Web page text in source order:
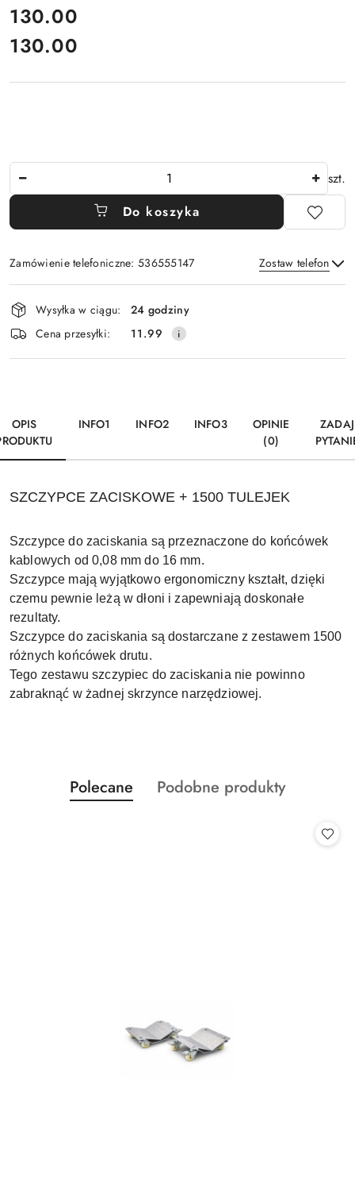
cena:
130.00
Cena:
130.00
szt.
Do koszyka
Zamówienie telefoniczne: 536555147 Zostaw telefon
Wyślij
Dostępność
i
dostawa
Wysyłka w ciągu:
24 godziny
Cena przesyłki:
11.99
OPIS
INFO1 INFO2 INFO3
OPINIE
(0)
ZADAJ
SZCZYPCE ZACISKOWE + 1500 TULEJEK
Szczypce do zaciskania są przeznaczone do końcówek
kablowych od 0,08 mm do 16 mm.
Szczypce mają wyjątkowo ergonomiczny kształt, dzięki
czemu pewnie leżą w dłoni i zapewniają doskonałe
rezultaty.
Szczypce do zaciskania są dostarczane z zestawem 1500
różnych końcówek drutu.
Tego zestawu szczypiec do zaciskania nie powinno
zabraknąć w żadnej skrzynce narzędziowej.
Pomiń karuzelę produktów
Produkty
o
Polecane
Produkty
Podobne produkty